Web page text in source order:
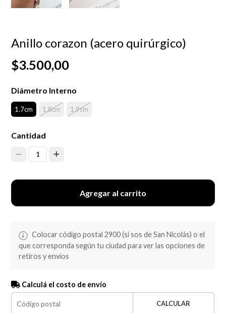
Anillo corazon (acero quirúrgico)
$3.500,00
Diámetro Interno
1.7cm 1.8cm 1.9cm
Cantidad
1
Agregar al carrito
Colocar código postal 2900 (si sos de San Nicolás) o el
que corresponda según tu ciudad para ver las opciones de
retiros y envíos
Calculá el costo de envío
CALCULAR